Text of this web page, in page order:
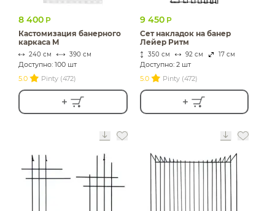
8 400 Р
Кастомизация банерного
каркаса M
240 см 390 см
Доступно: 100 шт
5.0
Pinty (472)
9 450 Р
Сет накладок на банер
Лейер Ритм
350 см 92 см 17 см
Доступно: 2 шт
5.0
Pinty (472)